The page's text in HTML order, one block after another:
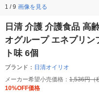
1 / 9 画像を見る
日清 介護 介護食品 高
オグループ エネプリ
ト味 6個
ブランド： 日清オイリオ
メーカー希望小売価格： 1,536円（
10%OFF価格